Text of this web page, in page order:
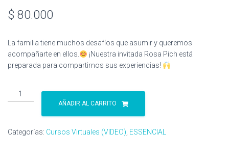
$ 80.000
La familia tiene muchos desafíos que asumir y queremos
acompañarte en ellos.
¡Nuestra invitada Rosa Pich está
preparada para compartirnos sus experiencias!
2do
Congreso
internacional
Crianza
AÑADIR AL CARRITO
Categorías: Cursos Virtuales (VIDEO), ESSENCIAL